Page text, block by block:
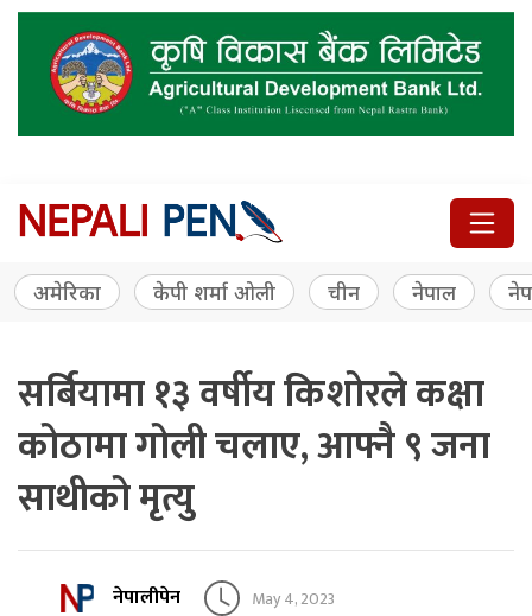
अमेरिका केपी शर्मा ओली चीन नेपाल
सर्बियामा १३ वर्षीय किशोरले कक्षा
कोठामा गोली चलाए, आफ्नै ९ जना
साथीको मृत्यु
नेपालीपेन May 4, 2023